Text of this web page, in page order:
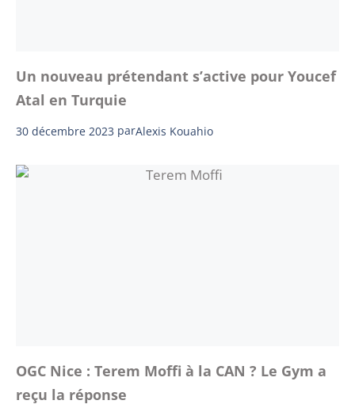
Un nouveau prétendant s’active pour Youcef
Atal en Turquie
30 décembre 2023 parAlexis Kouahio
OGC Nice : Terem Moffi à la CAN ? Le Gym a
reçu la réponse